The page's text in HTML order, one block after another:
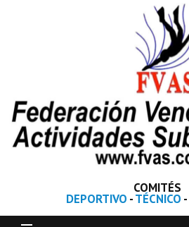
COMITÉS
DEPORTIVO -TÉCNICO -